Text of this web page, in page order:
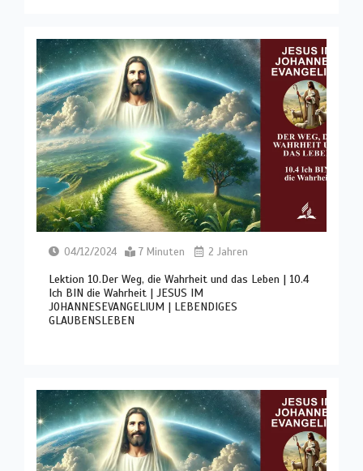
04/12/2024 7 Minuten 2 Jahren
Lektion 10.Der Weg, die Wahrheit und das Leben | 10.4
Ich BIN die Wahrheit | JESUS IM
JOHANNESEVANGELIUM | LEBENDIGES
GLAUBENSLEBEN